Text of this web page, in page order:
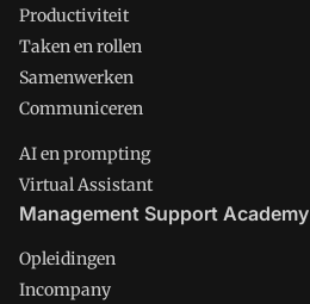
Productiviteit
Taken en rollen
Samenwerken
Communiceren
AI en prompting
Virtual Assistant
Management Support Academy
Opleidingen
Incompany